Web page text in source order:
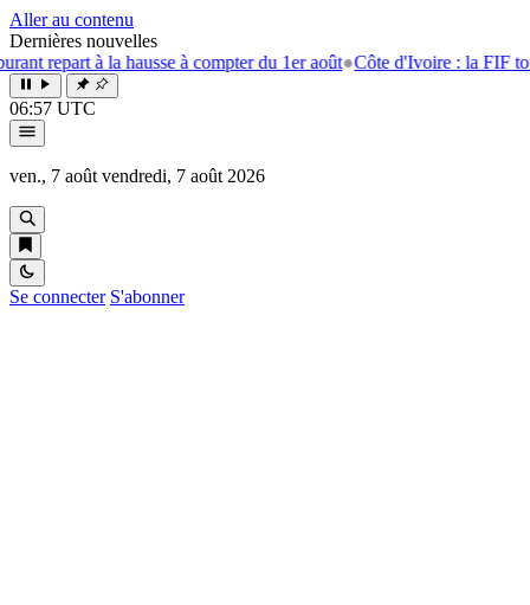
Aller au contenu
Dernières nouvelles
hausse à compter du 1er août●Côte d'Ivoire : la FIF tourne la page
06:57 UTC
ven., 7 août vendredi, 7 août 2026
Se connecter S'abonner